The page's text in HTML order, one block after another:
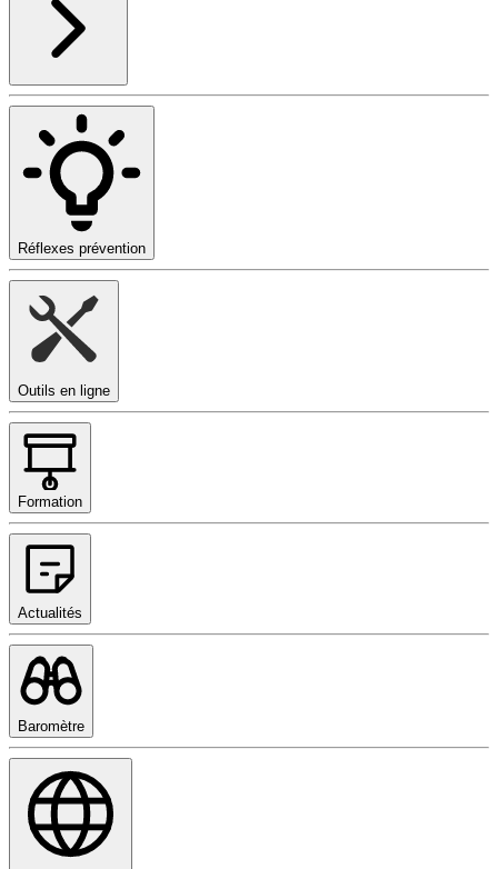
Réflexes prévention
Outils en ligne
Formation
Actualités
Baromètre